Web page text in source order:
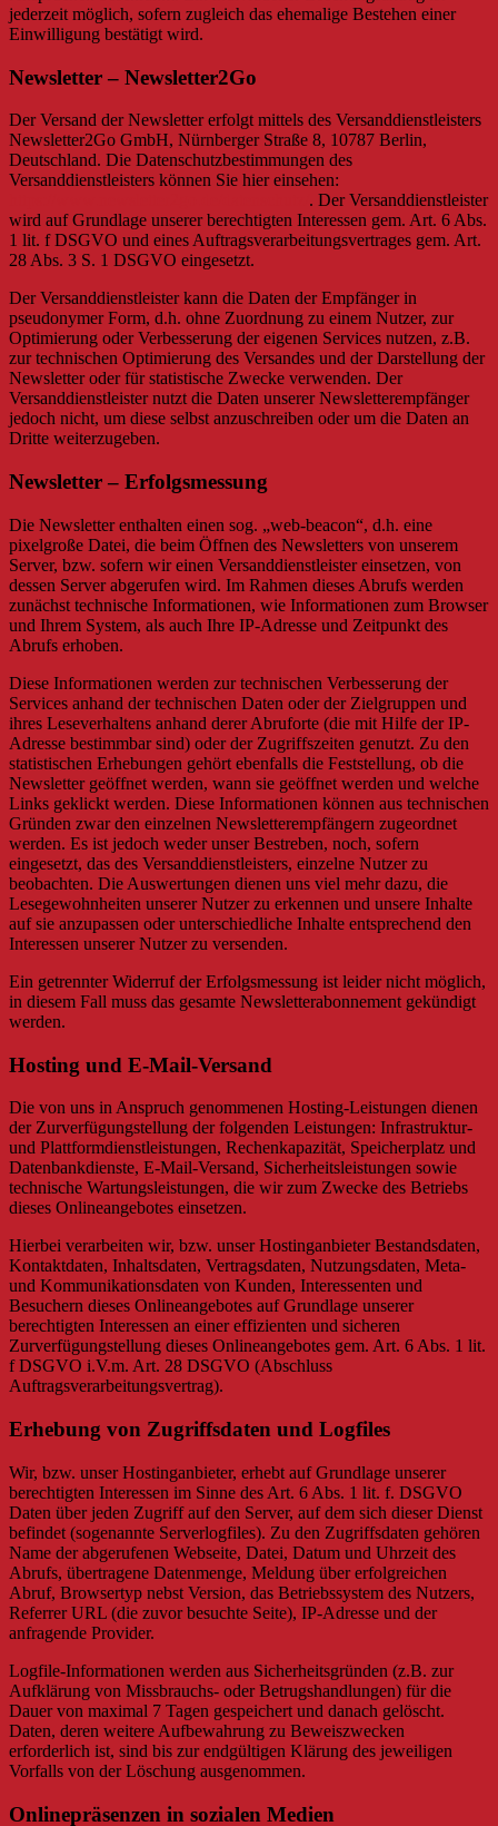
jederzeit möglich, sofern zugleich das ehemalige Bestehen einer
Einwilligung bestätigt wird.
Newsletter – Newsletter2Go
Der Versand der Newsletter erfolgt mittels des Versanddienstleisters
Newsletter2Go GmbH, Nürnberger Straße 8, 10787 Berlin,
Deutschland. Die Datenschutzbestimmungen des
Versanddienstleisters können Sie hier einsehen:
. Der Versanddienstleister
wird auf Grundlage unserer berechtigten Interessen gem. Art. 6 Abs.
1 lit. f DSGVO und eines Auftragsverarbeitungsvertrages gem. Art.
28 Abs. 3 S. 1 DSGVO eingesetzt.
Der Versanddienstleister kann die Daten der Empfänger in
pseudonymer Form, d.h. ohne Zuordnung zu einem Nutzer, zur
Optimierung oder Verbesserung der eigenen Services nutzen, z.B.
zur technischen Optimierung des Versandes und der Darstellung der
Newsletter oder für statistische Zwecke verwenden. Der
Versanddienstleister nutzt die Daten unserer Newsletterempfänger
jedoch nicht, um diese selbst anzuschreiben oder um die Daten an
Dritte weiterzugeben.
Newsletter – Erfolgsmessung
Die Newsletter enthalten einen sog. „web-beacon“, d.h. eine
pixelgroße Datei, die beim Öffnen des Newsletters von unserem
Server, bzw. sofern wir einen Versanddienstleister einsetzen, von
dessen Server abgerufen wird. Im Rahmen dieses Abrufs werden
zunächst technische Informationen, wie Informationen zum Browser
und Ihrem System, als auch Ihre IP-Adresse und Zeitpunkt des
Abrufs erhoben.
Diese Informationen werden zur technischen Verbesserung der
Services anhand der technischen Daten oder der Zielgruppen und
ihres Leseverhaltens anhand derer Abruforte (die mit Hilfe der IP-
Adresse bestimmbar sind) oder der Zugriffszeiten genutzt. Zu den
statistischen Erhebungen gehört ebenfalls die Feststellung, ob die
Newsletter geöffnet werden, wann sie geöffnet werden und welche
Links geklickt werden. Diese Informationen können aus technischen
Gründen zwar den einzelnen Newsletterempfängern zugeordnet
werden. Es ist jedoch weder unser Bestreben, noch, sofern
eingesetzt, das des Versanddienstleisters, einzelne Nutzer zu
beobachten. Die Auswertungen dienen uns viel mehr dazu, die
Lesegewohnheiten unserer Nutzer zu erkennen und unsere Inhalte
auf sie anzupassen oder unterschiedliche Inhalte entsprechend den
Interessen unserer Nutzer zu versenden.
Ein getrennter Widerruf der Erfolgsmessung ist leider nicht möglich,
in diesem Fall muss das gesamte Newsletterabonnement gekündigt
werden.
Hosting und E-Mail-Versand
Die von uns in Anspruch genommenen Hosting-Leistungen dienen
der Zurverfügungstellung der folgenden Leistungen: Infrastruktur-
und Plattformdienstleistungen, Rechenkapazität, Speicherplatz und
Datenbankdienste, E-Mail-Versand, Sicherheitsleistungen sowie
technische Wartungsleistungen, die wir zum Zwecke des Betriebs
dieses Onlineangebotes einsetzen.
Hierbei verarbeiten wir, bzw. unser Hostinganbieter Bestandsdaten,
Kontaktdaten, Inhaltsdaten, Vertragsdaten, Nutzungsdaten, Meta-
und Kommunikationsdaten von Kunden, Interessenten und
Besuchern dieses Onlineangebotes auf Grundlage unserer
berechtigten Interessen an einer effizienten und sicheren
Zurverfügungstellung dieses Onlineangebotes gem. Art. 6 Abs. 1 lit.
f DSGVO i.V.m. Art. 28 DSGVO (Abschluss
Auftragsverarbeitungsvertrag).
Erhebung von Zugriffsdaten und Logfiles
Wir, bzw. unser Hostinganbieter, erhebt auf Grundlage unserer
berechtigten Interessen im Sinne des Art. 6 Abs. 1 lit. f. DSGVO
Daten über jeden Zugriff auf den Server, auf dem sich dieser Dienst
befindet (sogenannte Serverlogfiles). Zu den Zugriffsdaten gehören
Name der abgerufenen Webseite, Datei, Datum und Uhrzeit des
Abrufs, übertragene Datenmenge, Meldung über erfolgreichen
Abruf, Browsertyp nebst Version, das Betriebssystem des Nutzers,
Referrer URL (die zuvor besuchte Seite), IP-Adresse und der
anfragende Provider.
Logfile-Informationen werden aus Sicherheitsgründen (z.B. zur
Aufklärung von Missbrauchs- oder Betrugshandlungen) für die
Dauer von maximal 7 Tagen gespeichert und danach gelöscht.
Daten, deren weitere Aufbewahrung zu Beweiszwecken
erforderlich ist, sind bis zur endgültigen Klärung des jeweiligen
Vorfalls von der Löschung ausgenommen.
Onlinepräsenzen in sozialen Medien